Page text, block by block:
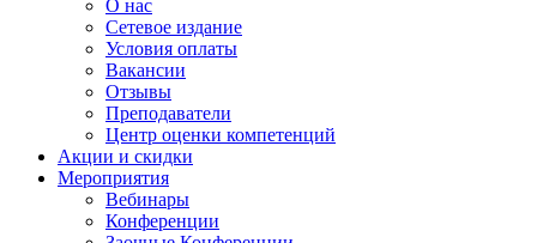
О нас
Сетевое издание
Условия оплаты
Вакансии
Отзывы
Преподаватели
Центр оценки компетенций
Акции и скидки
Мероприятия
Вебинары
Конференции